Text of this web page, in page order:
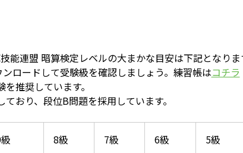
能連盟 暗算検定レベルの大まかな目安は下記となりま
ロードして受験級を確認しましょう。練習帳はコチラ
推奨しています。
おり、段位B問題を採用しています。
8級 7級 6級 5級